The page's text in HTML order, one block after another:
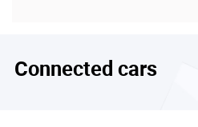
Connected cars